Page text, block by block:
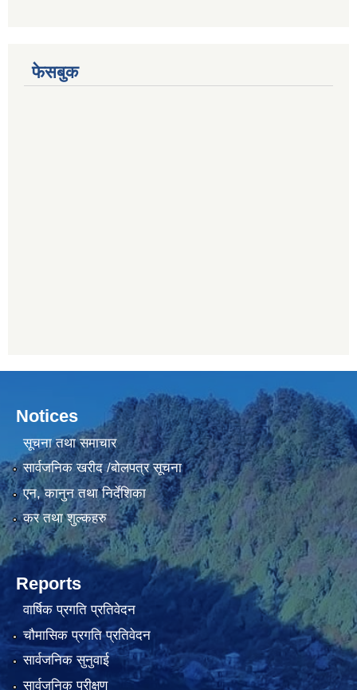
फेसबुक
Notices
सूचना तथा समाचार
सार्वजनिक खरीद /बोलपत्र सूचना
एन, कानुन तथा निर्देशिका
कर तथा शुल्कहरु
Reports
वार्षिक प्रगति प्रतिवेदन
चौमासिक प्रगति प्रतिवेदन
सार्वजनिक सुनुवाई
सार्वजनिक परीक्षण